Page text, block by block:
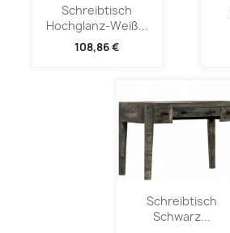
Schreibtisch
Hochglanz-Weiß...
108,86 €
Schreibtisch
Schwarz...